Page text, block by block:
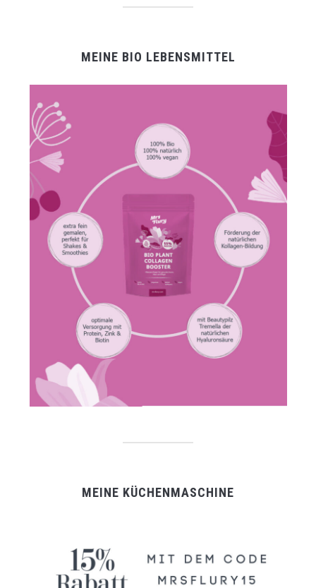
MEINE BIO LEBENSMITTEL
MEINE KÜCHENMASCHINE